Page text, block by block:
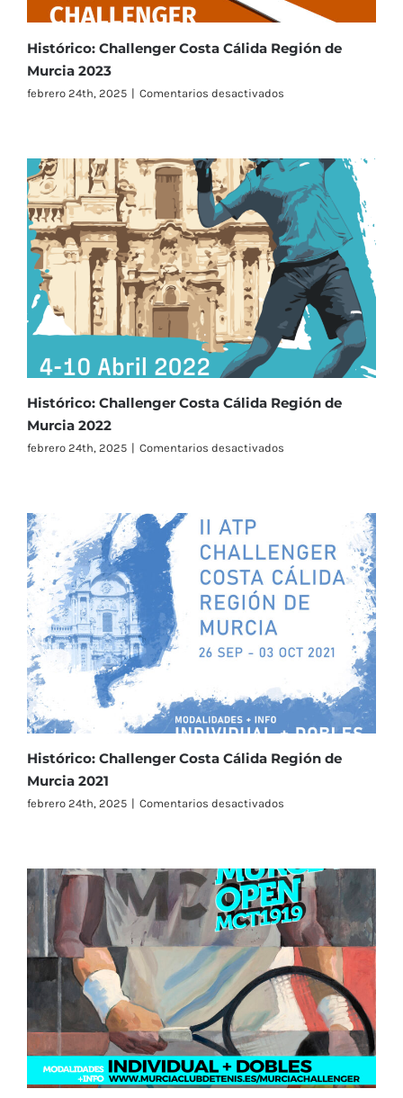
Histórico: Challenger Costa Cálida Región de
Murcia 2023
febrero 24th, 2025 | Comentarios desactivados
Cálida
Región
de
Murcia
2023
Histórico: Challenger Costa Cálida Región de
Murcia 2022
febrero 24th, 2025 | Comentarios desactivados
de
Murcia
2022
Histórico: Challenger Costa Cálida Región de
Murcia 2021
febrero 24th, 2025 | Comentarios desactivados
Cálida
Región
de
Murcia
2021